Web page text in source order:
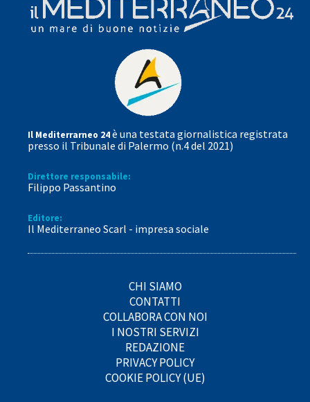
Il Mediterrarneo 24è una testata giornalistica registrata
presso il Tribunale di Palermo (n.4 del 2021)
Direttore responsabile:
Filippo Passantino
Editore:
Il Mediterraneo Scarl - impresa sociale
CHI SIAMO
CONTATTI
COLLABORA CON NOI
I NOSTRI SERVIZI
REDAZIONE
PRIVACY POLICY
COOKIE POLICY (UE)